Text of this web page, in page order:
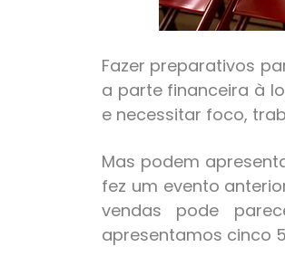
Fazer preparativos
a parte financeira à
e necessitar foco,
Mas podem
fez um evento
vendas pode
apresentamos cinco